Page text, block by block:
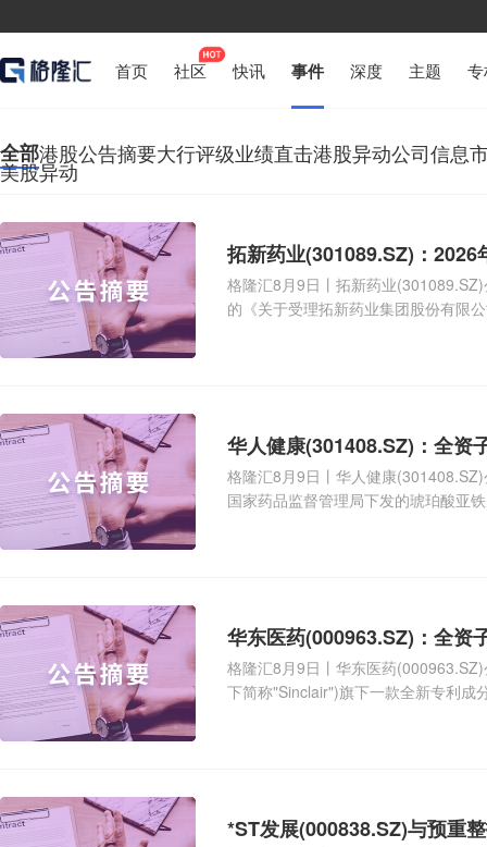
首页 社区 快讯 事件 深度 主题
全部港股公告摘要大行评级业绩直击港股异动公司信息
美股异动
拓新药业(301089.SZ)：
格隆汇8月9日丨拓新药业
的《关于受理拓新药业集团股份有限
华人健康(301408.SZ)：全资
格隆汇8月9日丨华人健康
国家药品监督管理局下发的琥珀酸亚
华东医药(000963.SZ)：全资
格隆汇8月9日丨华东医药
下简称"Sinclair")旗下一款全新专利成
*ST发展(000838.SZ)与预重